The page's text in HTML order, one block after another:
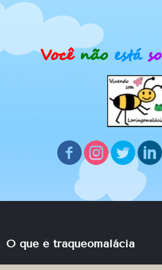
O que é traqueomalácia